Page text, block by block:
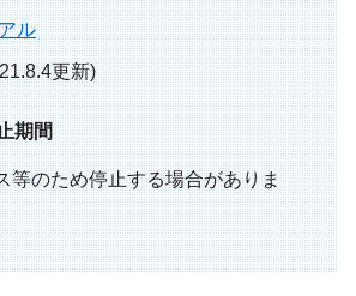
ル
更新)
期間
等のため停止する場合がありま